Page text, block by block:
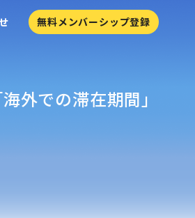
無料メンバーシップ登録
での滞在期間」